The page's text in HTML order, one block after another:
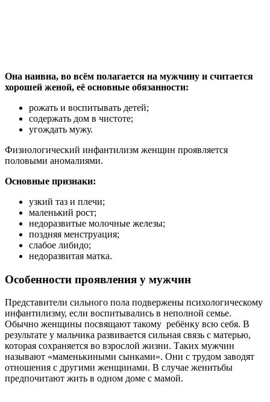
Она наивна, во всём полагается на мужчину и считается
хорошей женой, её основные обязанности:
рожать и воспитывать детей;
содержать дом в чистоте;
угождать мужу.
Физиологический инфантилизм женщин проявляется
половыми аномалиями.
Основные признаки:
узкий таз и плечи;
маленький рост;
недоразвитые молочные железы;
поздняя менструация;
слабое либидо;
недоразвитая матка.
Особенности проявления у мужчин
Представители сильного пола подвержены психологическому
инфантилизму, если воспитывались в неполной семье.
Обычно женщины посвящают такому ребёнку всю себя. В
результате у мальчика развивается сильная связь с матерью,
которая сохраняется во взрослой жизни. Таких мужчин
называют «маменькиными сынками». Они с трудом заводят
отношения с другими женщинами. В случае женитьбы
предпочитают жить в одном доме с мамой.